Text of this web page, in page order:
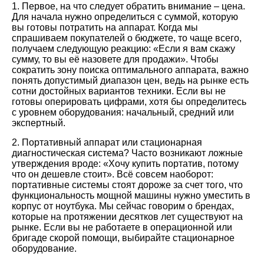
1. Первое, на что следует обратить внимание – цена.
Для начала нужно определиться с суммой, которую
вы готовы потратить на аппарат. Когда мы
спрашиваем покупателей о бюджете, то чаще всего,
получаем следующую реакцию: «Если я вам скажу
сумму, то вы её назовете для продажи». Чтобы
сократить зону поиска оптимального аппарата, важно
понять допустимый диапазон цен, ведь на рынке есть
сотни достойных вариантов техники. Если вы не
готовы оперировать цифрами, хотя бы определитесь
с уровнем оборудования: начальный, средний или
экспертный.
2. Портативный аппарат или стационарная
диагностическая система? Часто возникают ложные
утверждения вроде: «Хочу купить портатив, потому
что он дешевле стоит». Всё совсем наоборот:
портативные системы стоят дороже за счет того, что
функциональность мощной машины нужно уместить в
корпус от ноутбука. Мы сейчас говорим о брендах,
которые на протяжении десятков лет существуют на
рынке. Если вы не работаете в операционной или
бригаде скорой помощи, выбирайте стационарное
оборудование.